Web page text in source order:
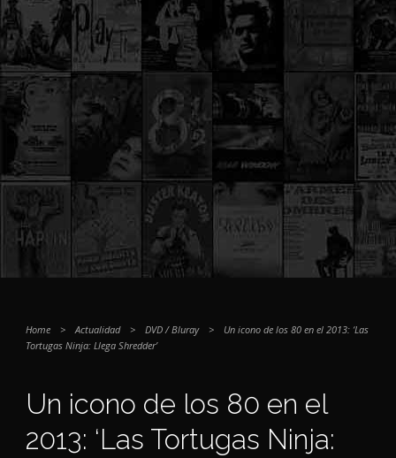
Home > Actualidad > DVD / Bluray >
Un icono de los 80 en el 2013: ‘Las
Tortugas Ninja: Llega Shredder’
Un icono de los 80 en el
2013: ‘Las Tortugas Ninja: